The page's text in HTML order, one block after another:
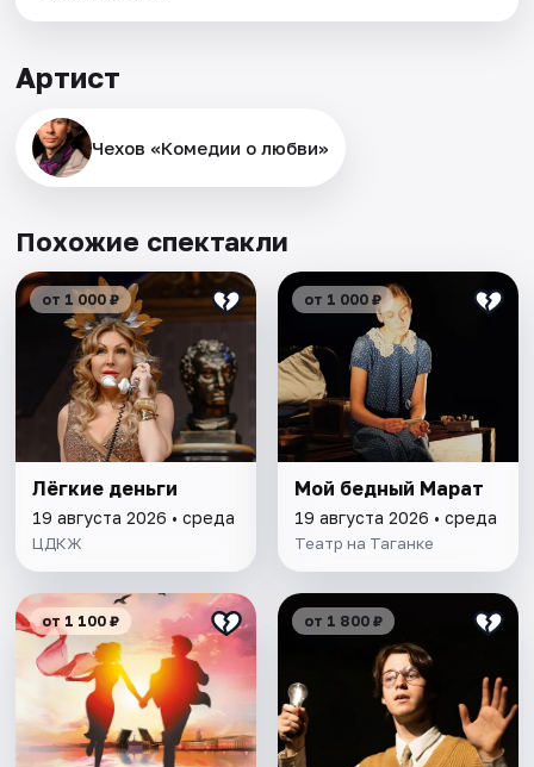
Артист
Чехов «Комедии о любви»
Похожие спектакли
от 1 000 ₽
Лёгкие деньги
19 августа 2026 • среда
ЦДКЖ
от 1 000 ₽
Мой бедный Марат
19 августа 2026 • среда
Театр на Таганке
от 1 100 ₽ от 1 800 ₽